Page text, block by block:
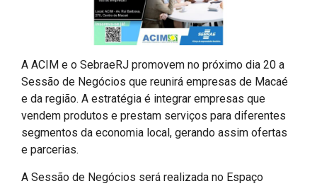
A ACIM e o SebraeRJ promovem no próximo dia 20 a
Sessão de Negócios que reunirá empresas de Macaé
e da região. A estratégia é integrar empresas que
vendem produtos e prestam serviços para diferentes
segmentos da economia local, gerando assim ofertas
e parcerias.
A Sessão de Negócios será realizada no Espaço